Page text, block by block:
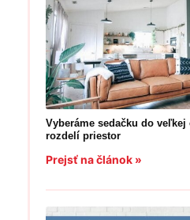
Vyberáme sedačku do
rozdelí priestor
Prejsť na článok »